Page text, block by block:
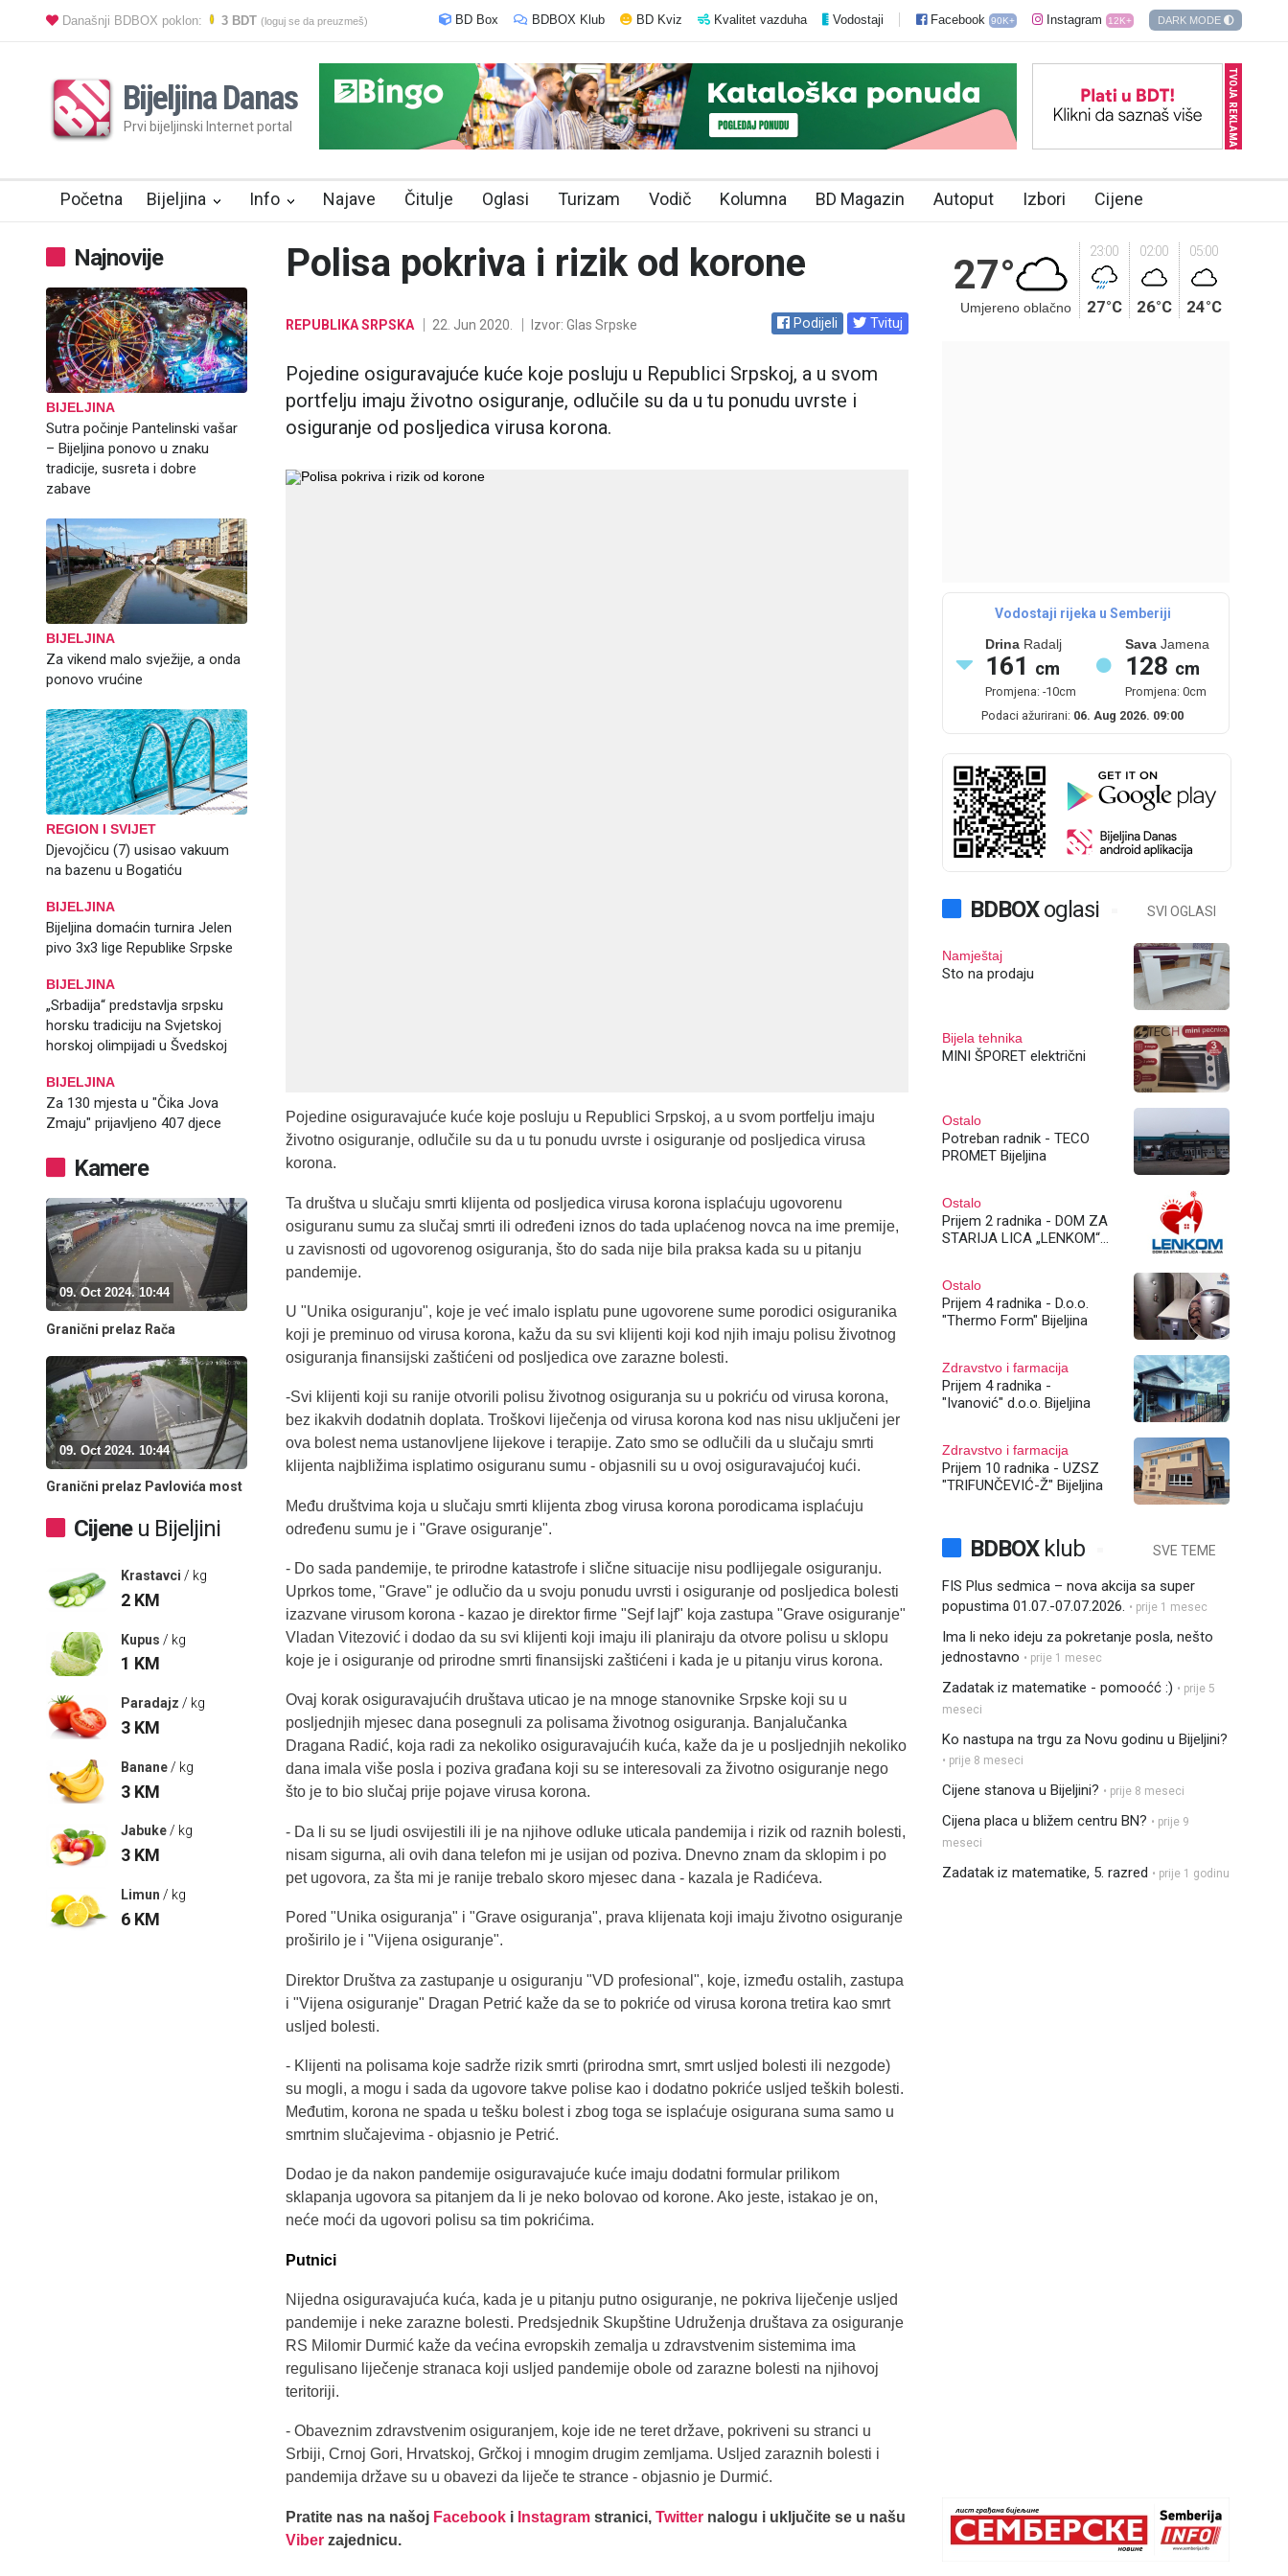
Današnji BDBOX poklon: 3 BDT (loguj se da preuzmeš) BD Box BDBOX Klub BD Kviz Kvalitet vazduha Vodostaji Facebook 90K+ Instagram 12K+ DARK MODE
Bijeljina Danas
Prvi bijeljinski Internet portal TVOJA REKLAMA?
Početna Bijeljina Info Najave Čitulje Oglasi Turizam Vodič Kolumna BD Magazin Autoput Izbori Cijene
Najnovije
BIJELJINA
Sutra počinje Pantelinski vašar
– Bijeljina ponovo u znaku
tradicije, susreta i dobre
zabave
BIJELJINA
Za vikend malo svježije, a onda
ponovo vrućine
REGION I SVIJET
Djevojčicu (7) usisao vakuum
na bazenu u Bogatiću
BIJELJINA
Bijeljina domaćin turnira Jelen
pivo 3x3 lige Republike Srpske
BIJELJINA
„Srbadija“ predstavlja srpsku
horsku tradiciju na Svjetskoj
horskoj olimpijadi u Švedskoj
BIJELJINA
Za 130 mjesta u "Čika Jova
Zmaju" prijavljeno 407 djece
Kamere
09. Oct 2024. 10:44
Granični prelaz Rača
09. Oct 2024. 10:44
Granični prelaz Pavlovića most
Cijeneu Bijeljini
Krastavci / kg
2 KM
Kupus / kg
1 KM
Paradajz / kg
3 KM
Banane / kg
3 KM
Jabuke/ kg
3 KM
Limun / kg
6 KM
Polisa pokriva i rizik od korone
REPUBLIKA SRPSKA 22. Jun 2020. Izvor: Glas Srpske Podijeli Tvituj
Pojedine osiguravajuće kuće koje posluju u Republici Srpskoj, a u svom
portfelju imaju životno osiguranje, odlučile su da u tu ponudu uvrste i
osiguranje od posljedica virusa korona.
Pojedine osiguravajuće kuće koje posluju u Republici Srpskoj, a u svom portfelju imaju
životno osiguranje, odlučile su da u tu ponudu uvrste i osiguranje od posljedica virusa
korona.
Ta društva u slučaju smrti klijenta od posljedica virusa korona isplaćuju ugovorenu
osiguranu sumu za slučaj smrti ili određeni iznos do tada uplaćenog novca na ime premije,
u zavisnosti od ugovorenog osiguranja, što do sada nije bila praksa kada su u pitanju
pandemije.
U "Unika osiguranju", koje je već imalo isplatu pune ugovorene sume porodici osiguranika
koji je preminuo od virusa korona, kažu da su svi klijenti koji kod njih imaju polisu životnog
osiguranja finansijski zaštićeni od posljedica ove zarazne bolesti.
-Svi klijenti koji su ranije otvorili polisu životnog osiguranja su u pokriću od virusa korona,
bez ikakvih dodatnih doplata. Troškovi liječenja od virusa korona kod nas nisu uključeni jer
ova bolest nema ustanovljene lijekove i terapije. Zato smo se odlučili da u slučaju smrti
klijenta najbližima isplatimo osiguranu sumu - objasnili su u ovoj osiguravajućoj kući.
Među društvima koja u slučaju smrti klijenta zbog virusa korona porodicama isplaćuju
određenu sumu je i "Grave osiguranje".
- Do sada pandemije, te prirodne katastrofe i slične situacije nisu podlijegale osiguranju.
Uprkos tome, "Grave" je odlučio da u svoju ponudu uvrsti i osiguranje od posljedica bolesti
izazvane virusom korona - kazao je direktor firme "Sejf lajf" koja zastupa "Grave osiguranje"
Vladan Vitezović i dodao da su svi klijenti koji imaju ili planiraju da otvore polisu u sklopu
koje je i osiguranje od prirodne smrti finansijski zaštićeni i kada je u pitanju virus korona.
Ovaj korak osiguravajućih društava uticao je na mnoge stanovnike Srpske koji su u
posljednjih mjesec dana posegnuli za polisama životnog osiguranja. Banjalučanka
Dragana Radić, koja radi za nekoliko osiguravajućih kuća, kaže da je u posljednjih nekoliko
dana imala više posla i poziva građana koji su se interesovali za životno osiguranje nego
što je to bio slučaj prije pojave virusa korona.
- Da li su se ljudi osvijestili ili je na njihove odluke uticala pandemija i rizik od raznih bolesti,
nisam sigurna, ali ovih dana telefon mi je usijan od poziva. Dnevno znam da sklopim i po
pet ugovora, za šta mi je ranije trebalo skoro mjesec dana - kazala je Radićeva.
Pored "Unika osiguranja" i "Grave osiguranja", prava klijenata koji imaju životno osiguranje
proširilo je i "Vijena osiguranje".
Direktor Društva za zastupanje u osiguranju "VD profesional", koje, između ostalih, zastupa
i "Vijena osiguranje" Dragan Petrić kaže da se to pokriće od virusa korona tretira kao smrt
usljed bolesti.
- Klijenti na polisama koje sadrže rizik smrti (prirodna smrt, smrt usljed bolesti ili nezgode)
su mogli, a mogu i sada da ugovore takve polise kao i dodatno pokriće usljed teških bolesti.
Međutim, korona ne spada u tešku bolest i zbog toga se isplaćuje osigurana suma samo u
smrtnim slučajevima - objasnio je Petrić.
Dodao je da nakon pandemije osiguravajuće kuće imaju dodatni formular prilikom
sklapanja ugovora sa pitanjem da li je neko bolovao od korone. Ako jeste, istakao je on,
neće moći da ugovori polisu sa tim pokrićima.
Putnici
Nijedna osiguravajuća kuća, kada je u pitanju putno osiguranje, ne pokriva liječenje usljed
pandemije i neke zarazne bolesti. Predsjednik Skupštine Udruženja društava za osiguranje
RS Milomir Durmić kaže da većina evropskih zemalja u zdravstvenim sistemima ima
regulisano liječenje stranaca koji usljed pandemije obole od zarazne bolesti na njihovoj
teritoriji.
- Obaveznim zdravstvenim osiguranjem, koje ide ne teret države, pokriveni su stranci u
Srbiji, Crnoj Gori, Hrvatskoj, Grčkoj i mnogim drugim zemljama. Usljed zaraznih bolesti i
pandemija države su u obavezi da liječe te strance - objasnio je Durmić.
Pratite nas na našoj Facebook i Instagram stranici, Twitter nalogu i uključite se u našu
Viber zajednicu.
27° 23:00
27°C
02:00
26°C
05:00
24°C
Umjereno oblačno
Vodostaji rijeka u Semberiji
Drina Radalj
161 cm
Promjena: -10cm
SavaJamena
128 cm
Promjena: 0cm
Podaci ažurirani: 06. Aug 2026. 09:00
BDBOXoglasi SVI OGLASI
Namještaj
Sto na prodaju
Bijela tehnika
MINI ŠPORET električni
Ostalo
Potreban radnik - TECO
PROMET Bijeljina
Ostalo
Prijem 2 radnika - DOM ZA
STARIJA LICA „LENKOM“
Ostalo
Prijem 4 radnika - D.o.o.
"Thermo Form" Bijeljina
Zdravstvo i farmacija
Prijem 4 radnika -
"Ivanović" d.o.o. Bijeljina
Zdravstvo i farmacija
Prijem 10 radnika - UZSZ
"TRIFUNČEVIĆ-Ž" Bijeljina
BDBOXklub SVE TEME
FIS Plus sedmica – nova akcija sa super
popustima 01.07.-07.07.2026. • prije 1 mesec
Ima li neko ideju za pokretanje posla, nešto
jednostavno • prije 1 mesec
Zadatak iz matematike - pomooćć :) • prije 5
meseci
Ko nastupa na trgu za Novu godinu u Bijeljini?
• prije 8 meseci
Cijene stanova u Bijeljini? • prije 8 meseci
Cijena placa u bližem centru BN? • prije 9
meseci
Zadatak iz matematike, 5. razred • prije 1 godinu